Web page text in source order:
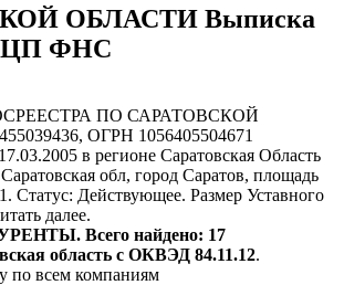
ОБЛАСТИ Выписка
ФНС
ПО САРАТОВСКОЙ
ОГРН 1056405504671
в регионе Саратовская Область
обл, город Саратов, площадь
Статус: Действующее. Размер Уставного
далее.
Всего найдено: 17
область с ОКВЭД 84.11.12.
по всем компаниям